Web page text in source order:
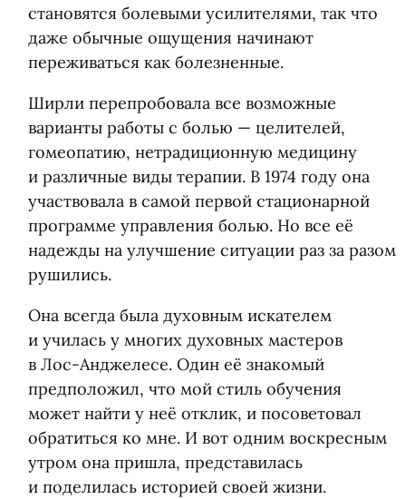
становятся болевыми усилителями, так что
даже обычные ощущения начинают
переживаться как болезненные.
Ширли перепробовала все возможные
варианты работы с болью — целителей,
гомеопатию, нетрадиционную медицину
и различные виды терапии. В 1974 году она
участвовала в самой первой стационарной
программе управления болью. Но все её
надежды на улучшение ситуации раз за разом
рушились.
Она всегда была духовным искателем
и училась у многих духовных мастеров
в Лос-Анджелесе. Один её знакомый
предположил, что мой стиль обучения
может найти у неё отклик, и посоветовал
обратиться ко мне. И вот одним воскресным
утром она пришла, представилась
и поделилась историей своей жизни.